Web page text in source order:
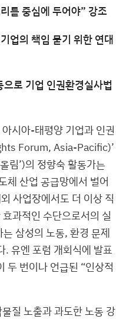
를 중심에 두어야” 강조
업의 책임 묻기 위한 연대
로 기업 인권환경실사법
시아-태평양 기업과 인권
Forum, Asia-Pacific)’
림’)의 정향숙 활동가는
체 산업 공급망에서 벌어
사업장에서도 더 이상 직
과적인 수단으로서의 실
삼성의 노동, 환경 문제
. 유엔 포럼 개회식에 발표
두 번이나 언급된 “인상적
질 노출과 과도한 노동 강